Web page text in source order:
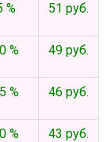
% 51 руб.
% 49 руб.
% 46 руб.
% 43 руб.